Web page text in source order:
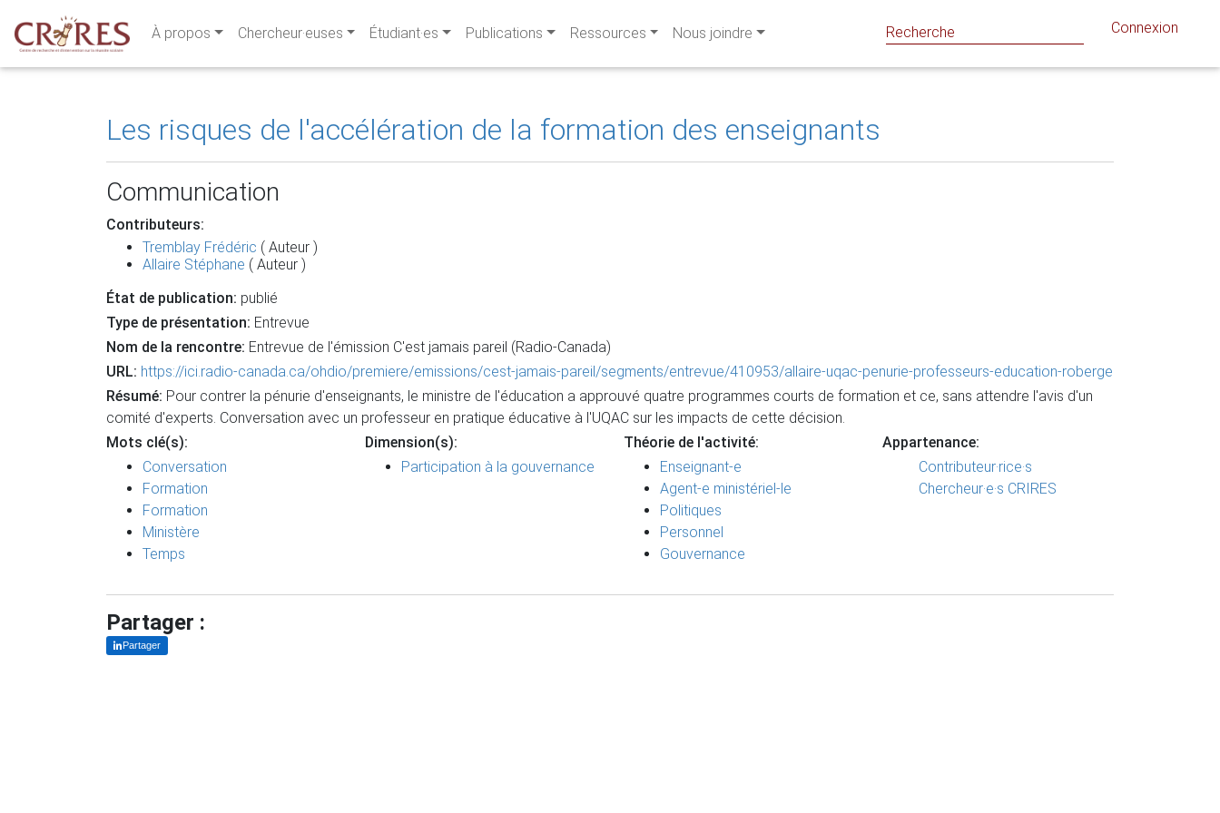
À propos Chercheur·euses Étudiant·es Publications Ressources Nous joindre Connexion
Les risques de l'accélération de la formation des enseignants
Communication
Contributeurs:
Tremblay Frédéric ( Auteur )
Allaire Stéphane ( Auteur )
État de publication: publié
Type de présentation: Entrevue
Nom de la rencontre: Entrevue de l'émission C'est jamais pareil (Radio-Canada)
URL: https://ici.radio-canada.ca/ohdio/premiere/emissions/cest-jamais-pareil/segments/entrevue/410953/allaire-uqac-penurie-professeurs-education-roberge
Résumé: Pour contrer la pénurie d'enseignants, le ministre de l'éducation a approuvé quatre programmes courts de formation et ce, sans attendre l'avis d'un
comité d'experts. Conversation avec un professeur en pratique éducative à l'UQAC sur les impacts de cette décision.
Mots clé(s):
Conversation
Formation
Formation
Ministère
Temps
Dimension(s):
Participation à la gouvernance
Théorie de l'activité:
Enseignant-e
Agent-e ministériel-le
Politiques
Personnel
Gouvernance
Appartenance:
Contributeur·rice·s
Chercheur·e·s CRIRES
Partager :
Partager